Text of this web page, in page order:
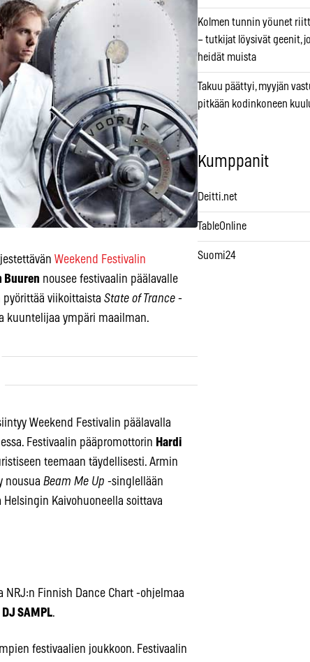
Weekend Festivalin
Buuren nousee festivaalin päälavalle
pyörittää viikoittaista State of Trance -
kuuntelijaa ympäri maailman.
Weekend Festivalin päälavalla
Festivaalin pääpromottorin Hardi
teemaan täydellisesti. Armin
nousua Beam Me Up -singlellään
Kaivohuoneella soittava
Finnish Dance Chart -ohjelmaa
DJ SAMPL.
festivaalien joukkoon. Festivaalin
Kolmen tunnin yöunet
– tutkijat löysivät geenit,
heidät muista
Takuu päättyi, myyjän
pitkään kodinkoneen
Kumppanit
Deitti.net
TableOnline
Suomi24